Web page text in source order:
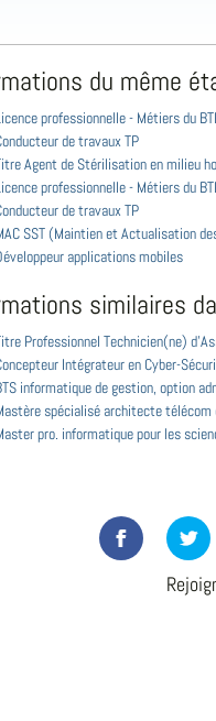
du même
professionnelle - Métiers du
de travaux TP
Agent de Stérilisation en milieu
professionnelle - Métiers du
de travaux TP
SST (Maintien et Actualisation
applications mobiles
similaires
Professionnel Technicien(ne)
Intégrateur en Cyber-
informatique de gestion, option
spécialisé architecte
pro. informatique pour les